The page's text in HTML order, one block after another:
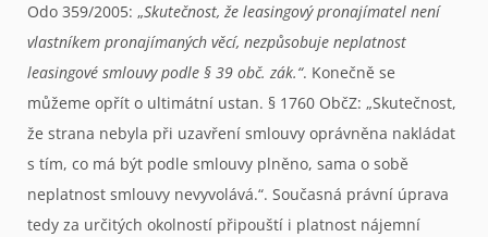
Odo 359/2005: „Skutečnost, že leasingový pronajímatel není
vlastníkem pronajímaných věcí, nezpůsobuje neplatnost
leasingové smlouvy podle § 39 obč. zák.“. Konečně se
můžeme opřít o ultimátní ustan. § 1760 ObčZ: „Skutečnost,
že strana nebyla při uzavření smlouvy oprávněna nakládat
s tím, co má být podle smlouvy plněno, sama o sobě
neplatnost smlouvy nevyvolává.“. Současná právní úprava
tedy za určitých okolností připouští i platnost nájemní